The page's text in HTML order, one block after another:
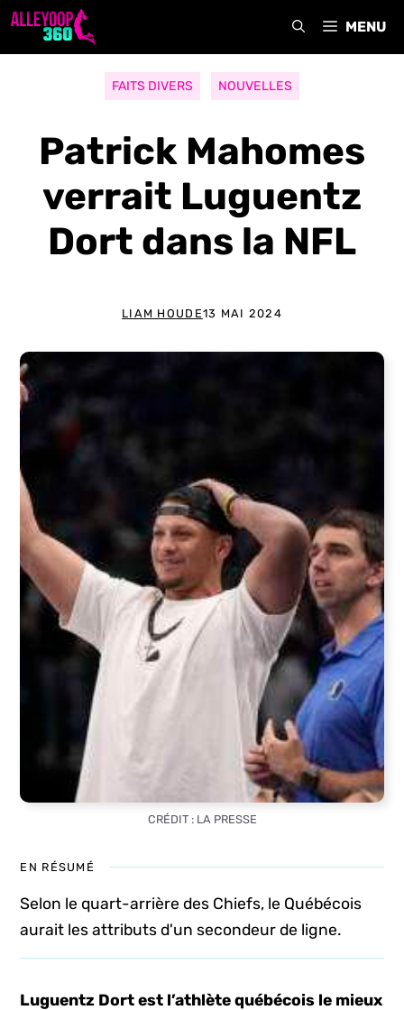
Aller
MENU
FAITS DIVERS NOUVELLES
Patrick Mahomes
verrait Luguentz
Dort dans la NFL
LIAM HOUDE13 MAI 2024
CRÉDIT : LA PRESSE
EN RÉSUMÉ
Selon le quart-arrière des Chiefs, le Québécois
aurait les attributs d'un secondeur de ligne.
Luguentz Dort est l’athlète québécois le mieux